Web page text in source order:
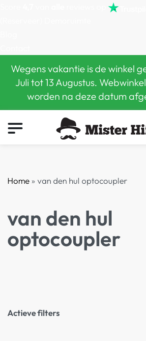
Wegens vakantie is de winkel
Juli tot 13 Augustus.
worden na deze datum
Home » van den hul optocoupler
van den hul
optocoupler
Actieve filters